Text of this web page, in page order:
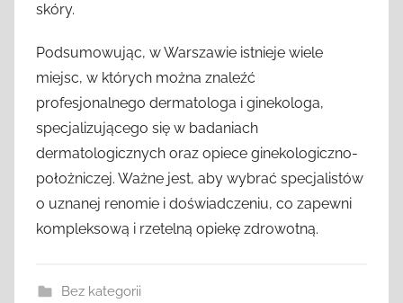
skóry.
Podsumowując, w Warszawie istnieje wiele
miejsc, w których można znaleźć
profesjonalnego dermatologa i ginekologa,
specjalizującego się w badaniach
dermatologicznych oraz opiece ginekologiczno-
położniczej. Ważne jest, aby wybrać specjalistów
o uznanej renomie i doświadczeniu, co zapewni
kompleksową i rzetelną opiekę zdrowotną.
Bez kategorii